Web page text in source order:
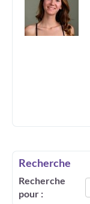
Recherche
Recherche
pour :